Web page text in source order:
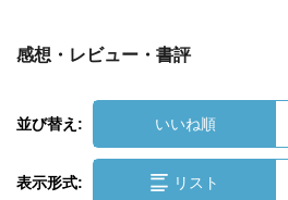
感想・レビュー・書評
並び替え: いいね順
表示形式: リスト